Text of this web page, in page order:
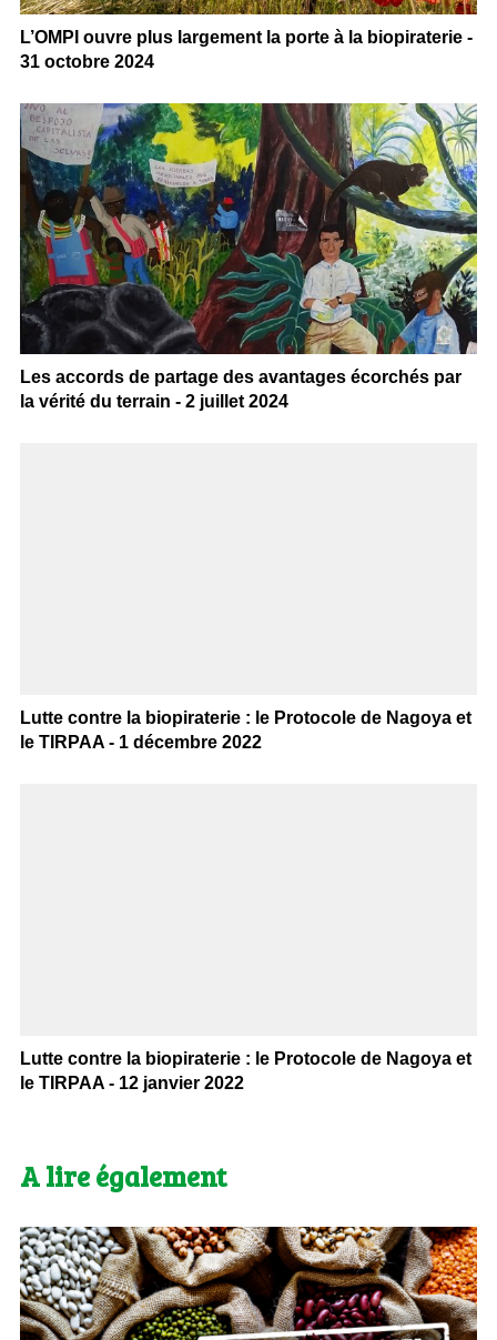
L’OMPI ouvre plus largement la porte à la biopiraterie -
31 octobre 2024
Les accords de partage des avantages écorchés par
la vérité du terrain - 2 juillet 2024
Lutte contre la biopiraterie : le Protocole de Nagoya et
le TIRPAA - 1 décembre 2022
Lutte contre la biopiraterie : le Protocole de Nagoya et
le TIRPAA - 12 janvier 2022
A lire également